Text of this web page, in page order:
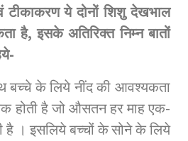
टीकाकरण ये दोनों शिशु देखभाल
है, इसके अतिरिक्त निम्न बातों
बच्चे के लिये नींद की आवश्यकता
होती है जो औसतन हर माह एक-
है । इसलिये बच्चों के सोने के लिये